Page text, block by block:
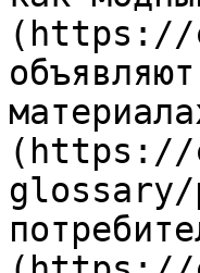
(https://
glossary/